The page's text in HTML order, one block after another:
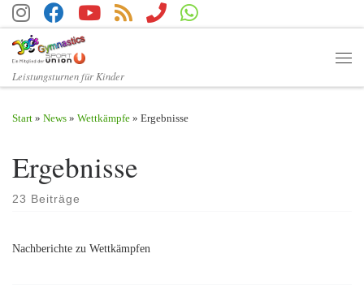
Zum Inhalt springen
Leistungsturnen für Kinder
Start » News » Wettkämpfe » Ergebnisse
Ergebnisse
23 Beiträge
Nachberichte zu Wettkämpfen